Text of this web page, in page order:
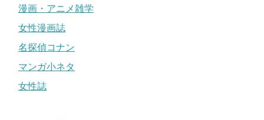
漫画・アニメ雑学
女性漫画誌
名探偵コナン
マンガ小ネタ
女性誌